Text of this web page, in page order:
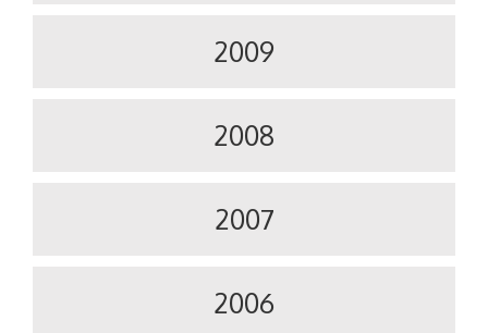
2009
2008
2007
2006